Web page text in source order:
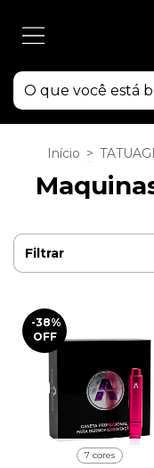
Início >
Filtrar
-38%
OFF
7 cores